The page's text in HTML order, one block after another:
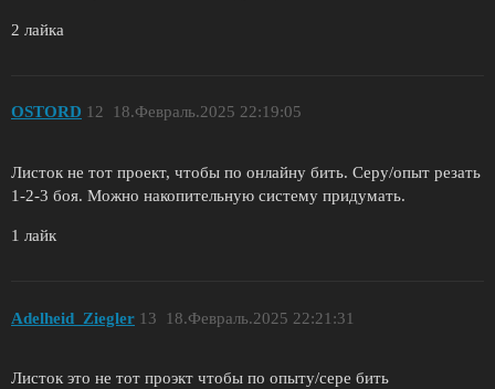
2 лайка
OSTORD 18.Февраль.2025 22:19:05
12
Листок не тот проект, чтобы по онлайну бить. Серу/опыт резать
1-2-3 боя. Можно накопительную систему придумать.
1 лайк
Adelheid_Ziegler 18.Февраль.2025 22:21:31
13
Листок это не тот проэкт чтобы по опыту/сере бить